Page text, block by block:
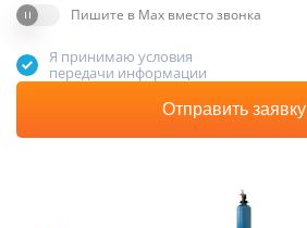
Пишите в Max вместо звонка
Я принимаю условия
передачи информации
Отправить заявку